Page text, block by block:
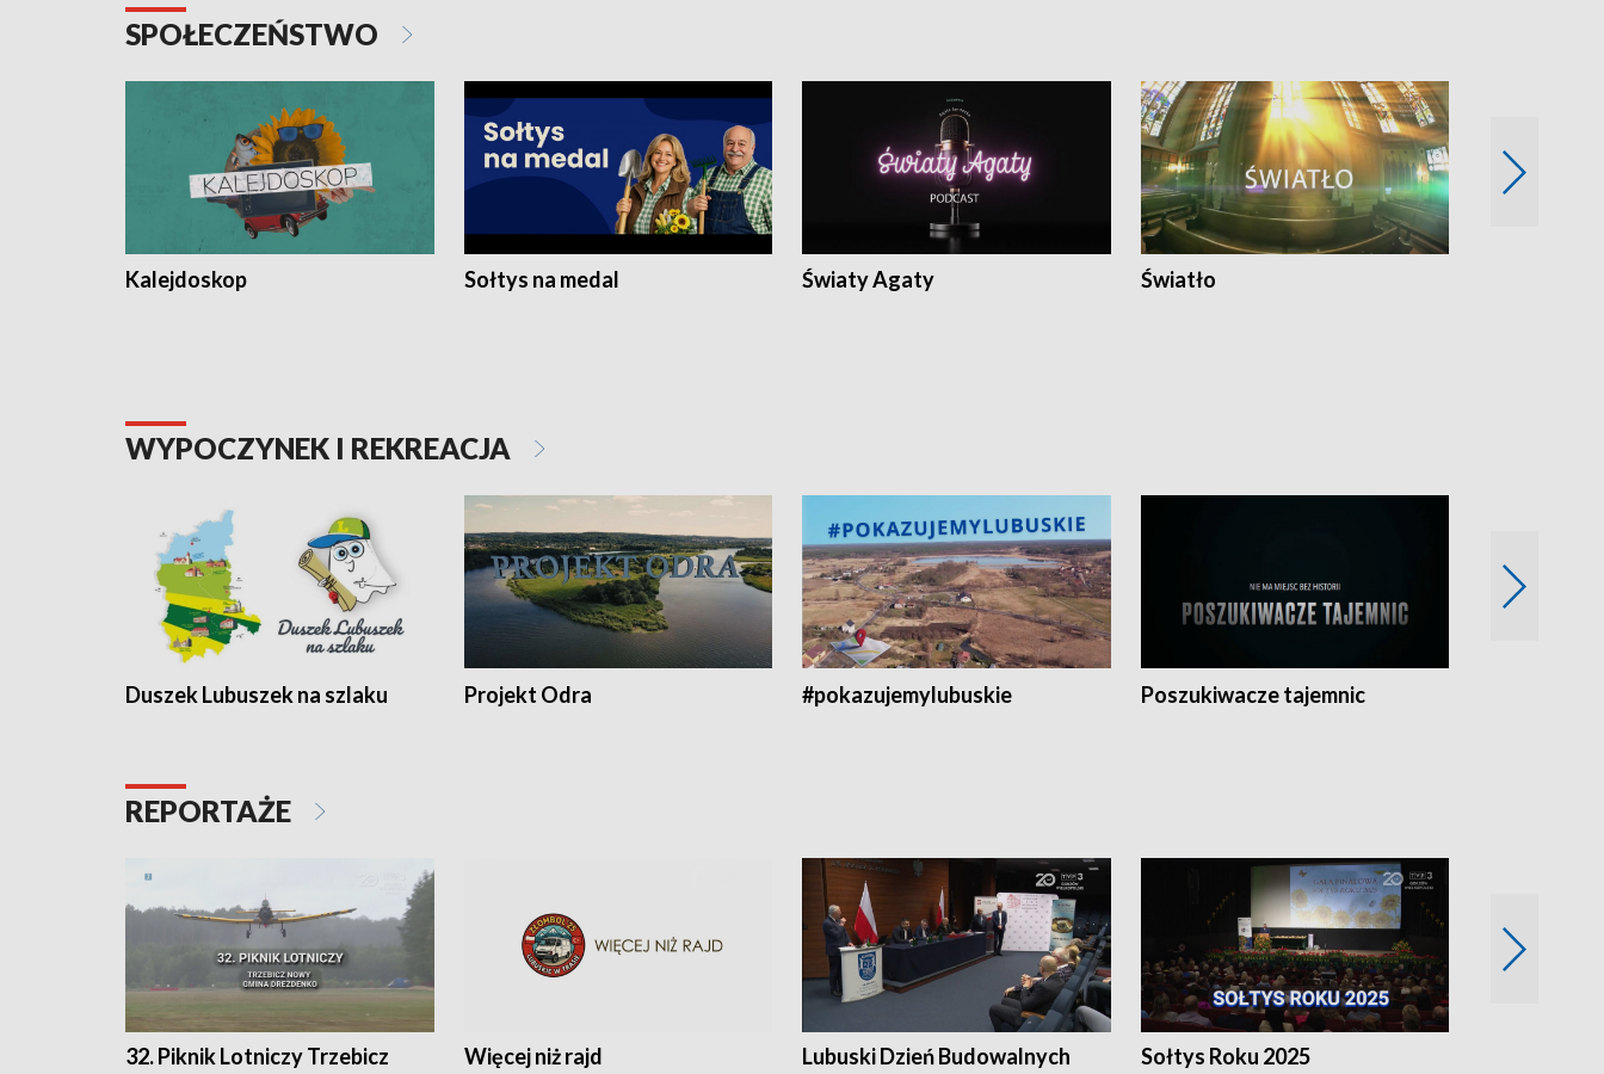
SPOŁECZEŃSTWO
Kalejdoskop Sołtys na medal Światy Agaty Światło
WYPOCZYNEK I REKREACJA
Duszek Lubuszek na szlaku Projekt Odra #pokazujemylubuskie Poszukiwacze tajemnic
REPORTAŻE
32. Piknik Lotniczy Trzebicz
Więcej niż rajd Lubuski Dzień Budowalnych Sołtys Roku 2025